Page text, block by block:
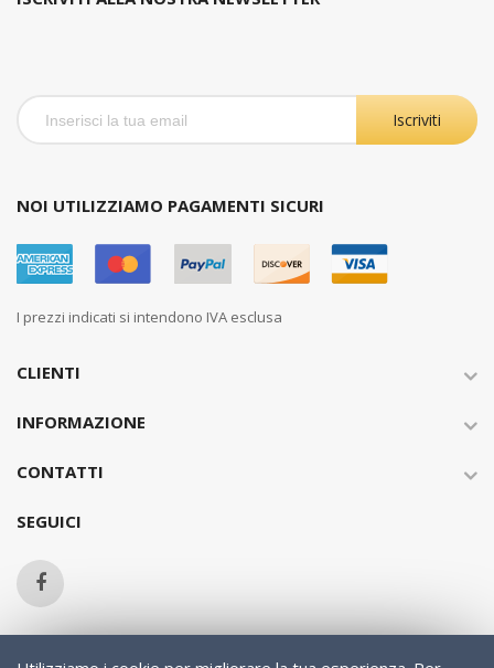
Iscriviti
NOI UTILIZZIAMO PAGAMENTI SICURI
I prezzi indicati si intendono IVA esclusa
CLIENTI
INFORMAZIONE
CONTATTI
SEGUICI